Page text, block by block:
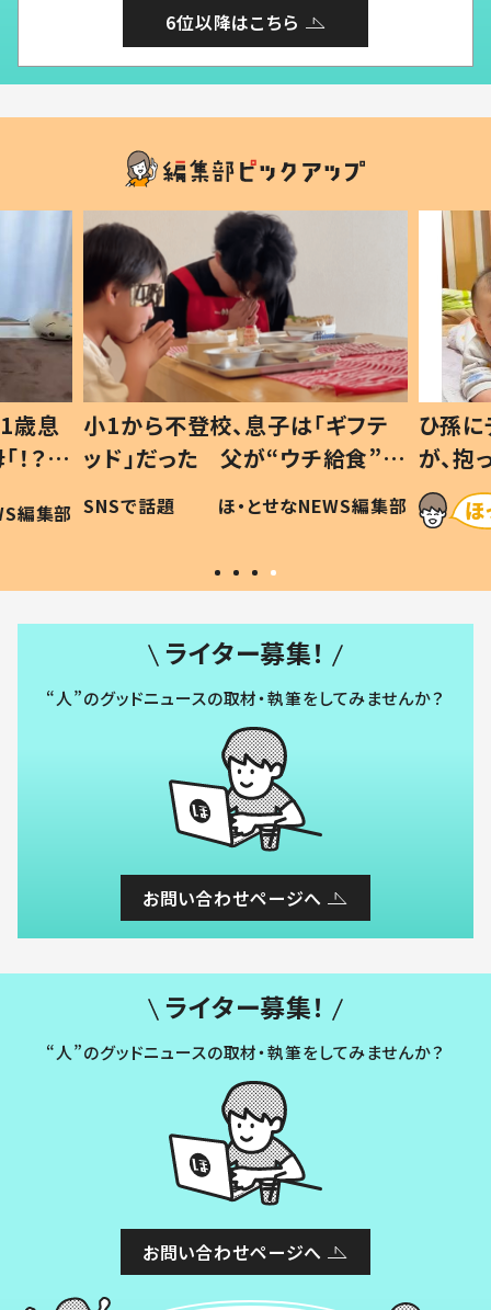
6位以降はこちら
歳息
？」
編集部
小1から不登校、息子は「ギフテ
ッド」だった 父が“ウチ給食”を
作り続ける理由とは #令和の親
#令和の子
SNSで話題 ほ・とせなNEWS編集部
ひ孫
が、
「涙が
い」
ライター募集！
“人”のグッドニュースの取材・執筆をしてみませんか？
お問い合わせページへ
ライター募集！
“人”のグッドニュースの取材・執筆をしてみませんか？
お問い合わせページへ